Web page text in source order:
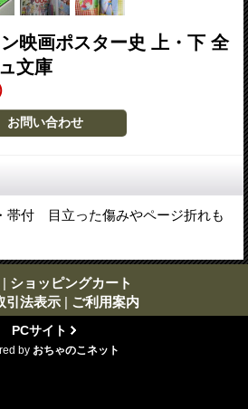
映画ポスター史 上・下 全
文庫
帯付 目立った傷みやページ折れも
| ショッピングカート
引法表示 | ご利用案内
PCサイト
by おちゃのこネット